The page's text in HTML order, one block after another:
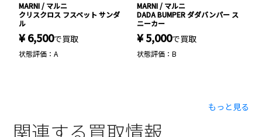
MARNI / マルニ
クリスクロス フスベット サンダ
ル
¥ 6,500で買取
状態評価：A
MARNI / マルニ
DADA BUMPER ダダバンパー ス
ニーカー
¥ 5,000で買取
状態評価：B
もっと見る
関連する買取情報